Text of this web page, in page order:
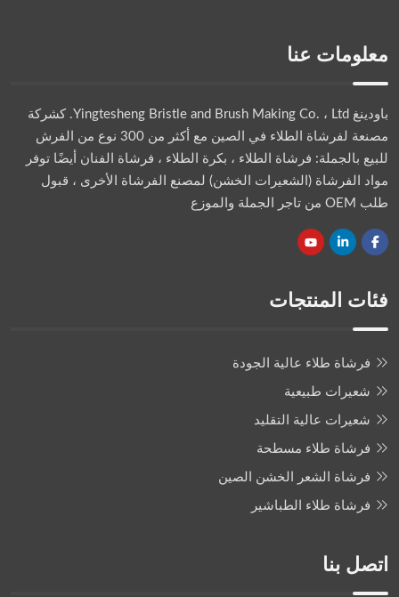
معلومات عنا
باودينغ Yingtesheng Bristle and Brush Making Co. ، Ltd.
كشركة
مصنعة لفرشاة الطلاء في الصين مع أكثر من 300 نوع من الفرش
للبيع بالجملة: فرشاة الطلاء ، بكرة الطلاء ، فرشاة الفنان أيضًا توفر
مواد الفرشاة (الشعيرات الخشن) لمصنع الفرشاة الأخرى ، قبول
طلب OEM من تاجر الجملة والموزع
فئات المنتجات
فرشاة طلاء عالية الجودة
شعيرات طبيعية
شعيرات عالية التقليد
فرشاة طلاء مسطحة
فرشاة الشعر الخشن الصين
فرشاة طلاء الطباشير
اتصل بنا